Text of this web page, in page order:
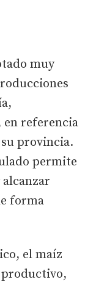
muy
en referencia
provincia.
permite
forma
el maíz
productivo,